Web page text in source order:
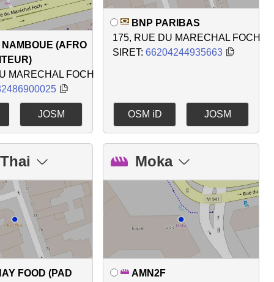
(AFRO
MARECHAL FOCH
JOSM
BNP PARIBAS
175, RUE DU MARECHAL FOCH
SIRET: 66204244935663
OSM iD JOSM
FOOD (PAD
Moka
AMN2F